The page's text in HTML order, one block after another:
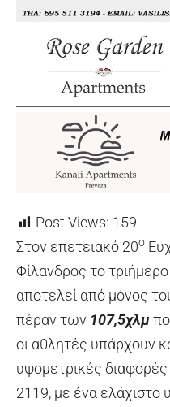
Post Views: 159
Στον επετειακό 20ο
Φίλανδρος το
αποτελεί από μόνος
πέραν των 107,5χλμ
οι αθλητές υπάρχουν
υψομετρικές διαφορές
2119, με ένα ελάχιστο